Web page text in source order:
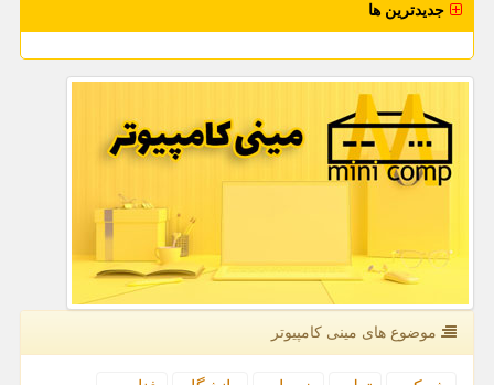
جدیدترین ها
موضوع های مینی كامپیوتر